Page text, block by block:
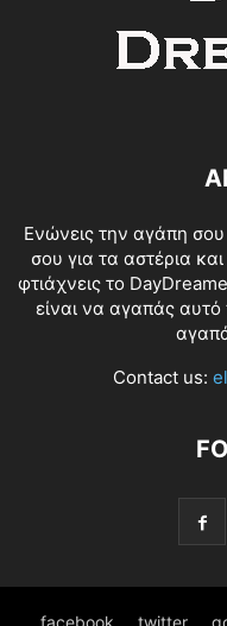
Ενώνεις την αγάπη
σου για τα αστέρια
φτιάχνεις το
είναι να αγαπάς αυτό
Contact us:
facebook twitter